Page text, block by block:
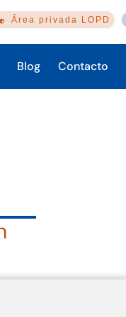
Área privada LOPD
Blog Contacto